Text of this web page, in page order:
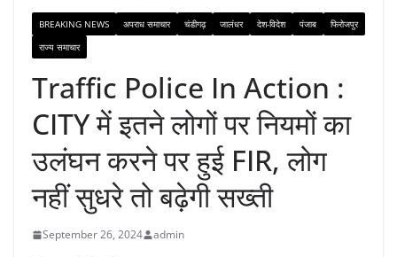
BREAKING NEWS अपराध समाचार चंडीगढ़ जालंधर देश-विदेश पंजाब
फिरोजपुर
राज्य समाचार
Traffic Police In Action :
CITY में इतने लोगों पर नियमों का
उलंघन करने पर हुई FIR, लोग
नहीं सुधरे तो बढ़ेगी सख्ती
September 26, 2024 admin